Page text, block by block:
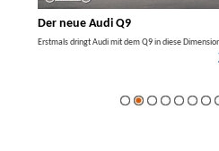
Der neue Audi Q9
Erstmals dringt Audi mit dem Q9 in diese